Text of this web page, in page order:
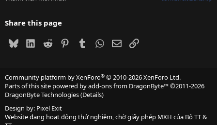
Share this page
BlueskyLinkedIn
Reddit PinterestTumblrWhatsApp
EmailLink
Community platform by XenForo® © 2010-2026 XenForo Ltd.
Parts of this site powered byadd-ons from DragonByte™©2011-2026
DragonByte Technologies(Details)
Design by: Pixel Exit
Website đang hoạt động thử nghiệm, chờ giấy phép MXH của Bộ TT &